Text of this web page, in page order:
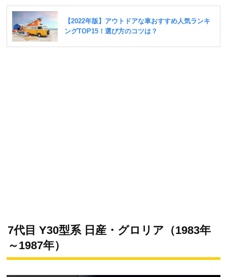
7代目 Y30型系 日産・グロリア（1983年
～1987年）